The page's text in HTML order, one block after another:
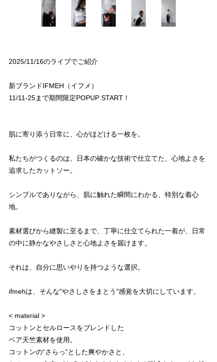
2025/11/16のライブでご紹介
新ブランドIFMEH（イフメ）
11/11-25まで期間限定POPUP START！
肌に寄り添う日常に、心がほどける一枚を。
私たちがつくるのは、日本の確かな技術で仕立てた、心地よさを
追求したカットソー。
シンプルでありながら、肌に触れた瞬間にわかる、特別な着心
地。
素材選びから縫製に至るまで、丁寧に仕立てられた一着が、日常
の中に静かなやさしさと心地よさを届けます。
それは、自分に思いやりを持つような選択。
ifmehは、そんな"やさしさをまとう"感覚を大切にしています。
< material >
コットンとセルロースをブレンドした
ベア天竺素材を使用。
コットンの“さらっ”とした爽やかさと、